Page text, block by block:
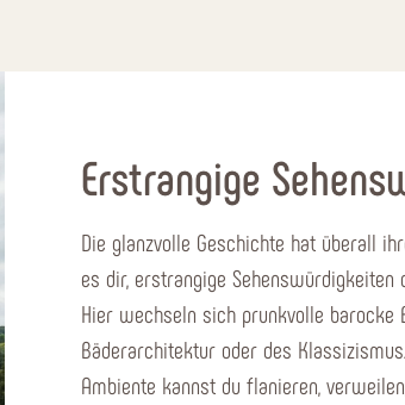
Erstrangige
Die glanzvolle Geschichte hat überall
es dir, erstrangige
Hier wechseln sich prunkvolle
Bäderarchitektur oder des
Ambiente kannst du flanieren,